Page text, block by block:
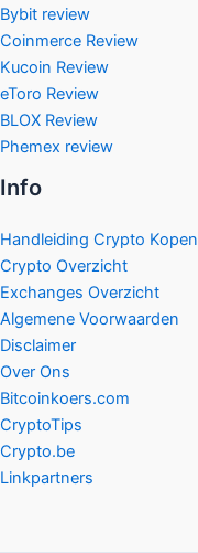
Bybit review
Coinmerce Review
Kucoin Review
eToro Review
BLOX Review
Phemex review
Info
Handleiding Crypto Kopen
Crypto Overzicht
Exchanges Overzicht
Algemene Voorwaarden
Disclaimer
Over Ons
Bitcoinkoers.com
CryptoTips
Crypto.be
Linkpartners